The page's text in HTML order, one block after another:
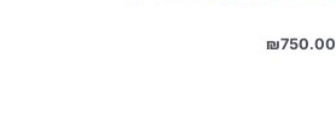
₪750.00